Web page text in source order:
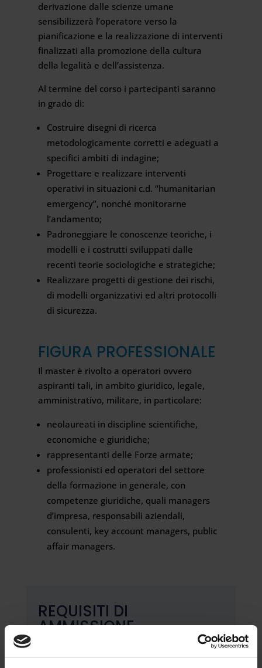
derivazione dalle scienze umane
sensibilizzerà l’operatore verso la
pianificazione e la realizzazione di interventi
finalizzati alla promozione della cultura
della legalità e dell’assistenza.
Al termine del corso i partecipanti saranno
in grado di:
Costruire disegni di ricerca
metodologicamente corretti e adeguati a
specifici ambiti di indagine;
Progettare e realizzare interventi
operativi in situazioni c.d. “humanitarian
emergency”, nonché monitorarne
l’andamento;
Padroneggiare le conoscenze teoriche, i
modelli e i costrutti sviluppati dalle
recenti teorie sociologiche e strategiche;
Realizzare progetti di gestione dei rischi,
di modelli organizzativi ed altri protocolli
di sicurezza.
FIGURA PROFESSIONALE
Il master è rivolto a operatori ovvero
aspiranti tali, in ambito giuridico, legale,
amministrativo, militare, in particolare:
neolaureati in discipline scientifiche,
economiche e giuridiche;
rappresentanti delle Forze armate;
professionisti ed operatori del settore
della formazione in generale, con
competenze giuridiche, quali managers
d’impresa, responsabili aziendali,
consulenti, key account managers, public
affair managers.
REQUISITI DI
AMMISSIONE
Laurea triennale, magistrale o specialistica
conseguita secondo l’ordinamento